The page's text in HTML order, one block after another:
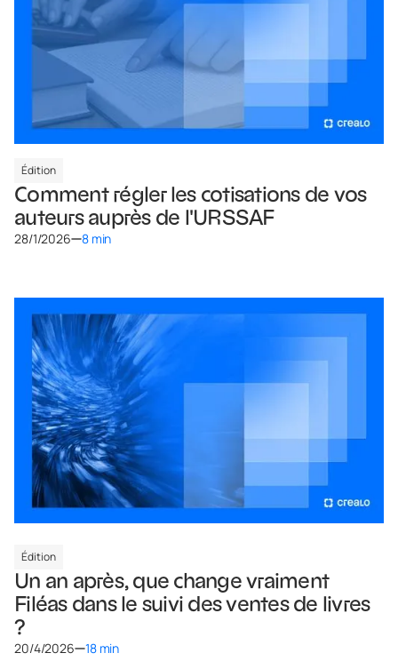
Édition
Comment régler les cotisations de vos
auteurs auprès de l'URSSAF
28/1/2026 8 min
Édition
Un an après, que change vraiment
Filéas dans le suivi des ventes de livres
?
20/4/2026 18 min